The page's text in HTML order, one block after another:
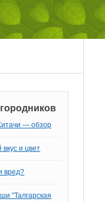
— обзор
и цвет
вред?
"Талгарская